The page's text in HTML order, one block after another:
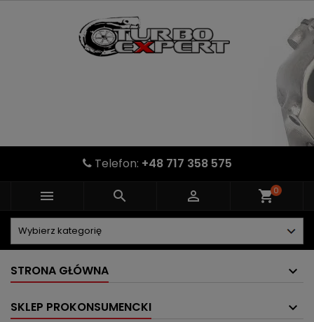
Telefon: +48 717 358 575
   shopping_cart0
STRONA GŁÓWNA
SKLEP PROKONSUMENCKI